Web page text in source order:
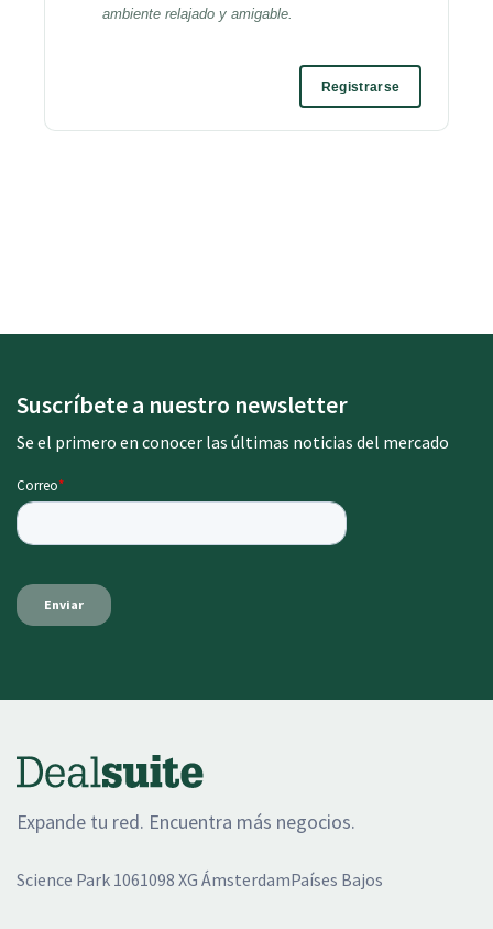
ambiente relajado y amigable.
Registrarse
Suscríbete a nuestro newsletter
Se el primero en conocer las últimas noticias del mercado
Expande tu red. Encuentra más negocios.
Science Park 1061098 XG ÁmsterdamPaíses Bajos